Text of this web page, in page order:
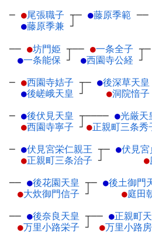
─ ●尾張職子 ┬
●藤原季兼 ┘
─ ●藤原季範 ──
── ●坊門姫 ┬
●一条能保 ┘
── ●一条全子 ┬
●西園寺公経 ┘
─
─ ●西園寺姞子 ┬
●後嵯峨天皇 ┘
─ ●後深草天皇
●洞院愔子
─ ●後伏見天皇 ┬
●西園寺寧子 ┘
──── ●光厳天
●正親町三条秀
─ ●伏見宮栄仁親王 ┬
●正親町三条治子 ┘
─ ●伏見宮
●
── ●後花園天皇 ┬
●大炊御門信子 ┘
─ ●後土御門
●庭田
── ●後奈良天皇 ┬
●万里小路栄子 ┘
── ●正親町
●万里小路